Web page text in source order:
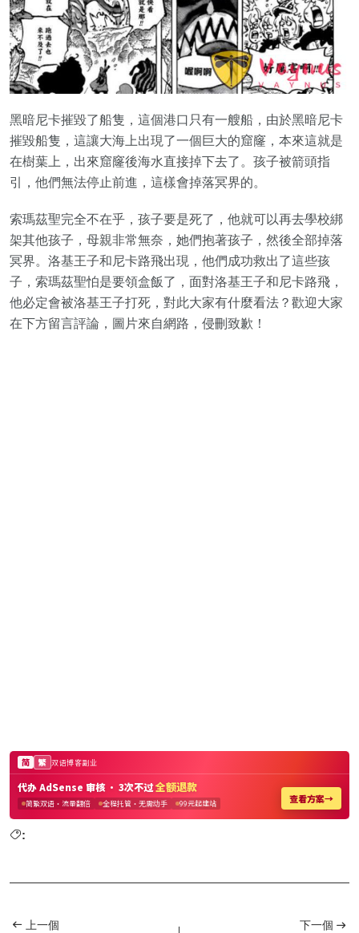
黑暗尼卡摧毀了船隻，這個港口只有一艘船，由於黑暗尼卡
摧毀船隻，這讓大海上出現了一個巨大的窟窿，本來這就是
在樹葉上，出來窟窿後海水直接掉下去了。孩子被箭頭指
引，他們無法停止前進，這樣會掉落冥界的。
索瑪茲聖完全不在乎，孩子要是死了，他就可以再去學校綁
架其他孩子，母親非常無奈，她們抱著孩子，然後全部掉落
冥界。洛基王子和尼卡路飛出現，他們成功救出了這些孩
子，索瑪茲聖怕是要領盒飯了，面對洛基王子和尼卡路飛，
他必定會被洛基王子打死，對此大家有什麼看法？歡迎大家
在下方留言評論，圖片來自網路，侵刪致歉！
:
上一個 下一個